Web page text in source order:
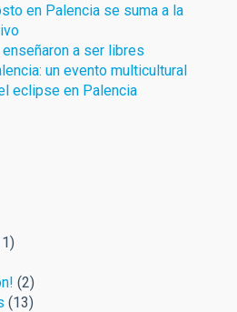
en Palencia se suma a la
a ser libres
un evento multicultural
eclipse en Palencia
(2)
(13)